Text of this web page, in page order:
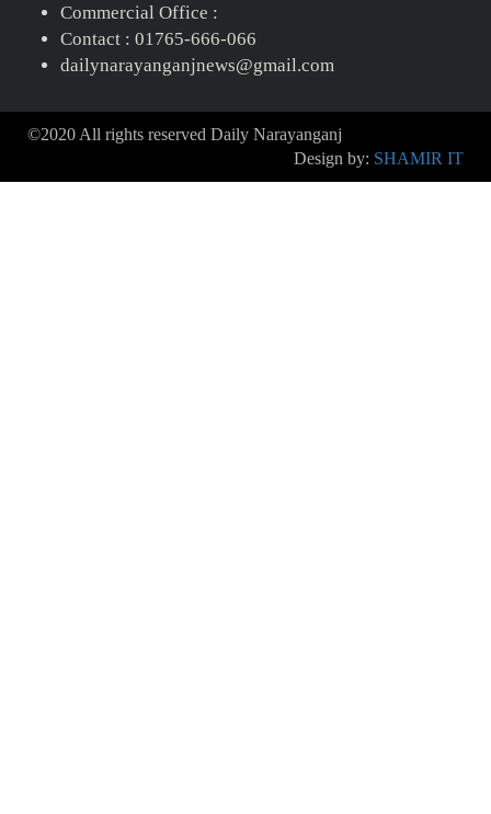
Commercial Office :
Contact : 01765-666-066
dailynarayanganjnews@gmail.com
©2020 All rights reserved Daily Narayanganj
Design by: SHAMIR IT